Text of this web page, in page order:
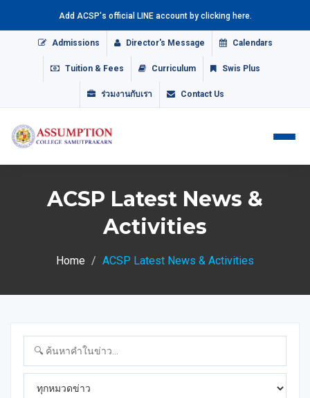
Add ACSP's official LINE account by clicking here.
Admissions Director's Message Calendars
Tuition & Fees Curriculum Swis Plus
ร่วมงานกับเรา Contact Us
ACSP Latest News &
Activities
Home ACSP Latest News & Activities